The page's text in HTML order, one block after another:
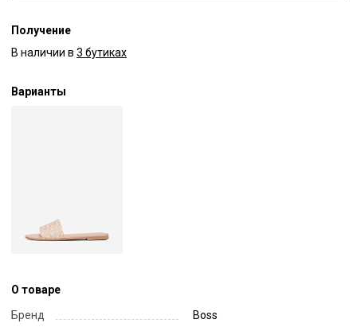
Получение
В наличии в 3 бутиках
Варианты
О товаре
Бренд
Boss